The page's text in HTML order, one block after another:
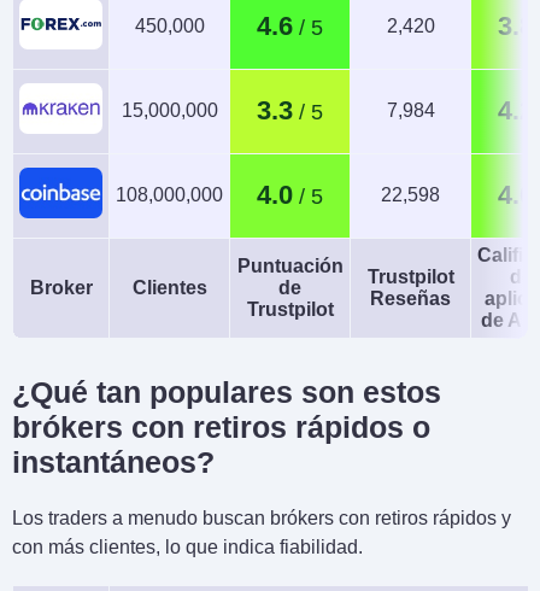
450,000 4.6 2,420 3.8
15,000,000 3.3 7,984 4.2
108,000,000 4.0 22,598 4.0
Broker Clientes
Puntuación
de
Trustpilot
Trustpilot
Reseñas
de
de
¿Qué tan populares son estos
brókers con retiros rápidos o
instantáneos?
Los traders a menudo buscan brókers con retiros rápidos y
con más clientes, lo que indica fiabilidad.